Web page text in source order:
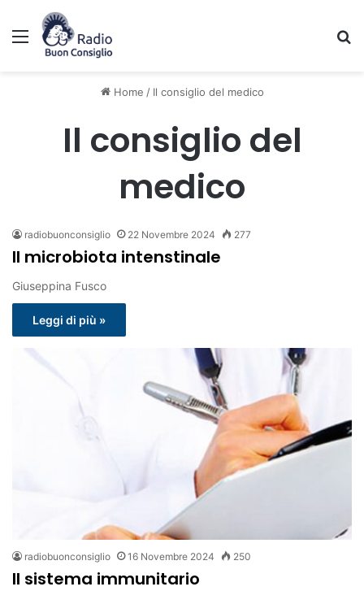
Menu
Home / Il consiglio del medico
Il consiglio del
medico
radiobuonconsiglio 22 Novembre 2024 277
Il microbiota intenstinale
Giuseppina Fusco
Leggi di più »
radiobuonconsiglio 16 Novembre 2024 250
Il sistema immunitario